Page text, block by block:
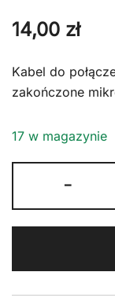
14,00 zł
Kabel do
zakończone
17 w magazynie
-